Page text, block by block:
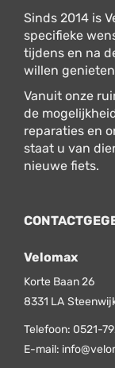
Sinds 2014 is
specifieke
tijdens en na
willen
Vanuit onze
de
reparaties en
staat u van
nieuwe fiets.
Velomax
Korte Baan 26
8331 LA
Telefoon: 0521-
E-mail: